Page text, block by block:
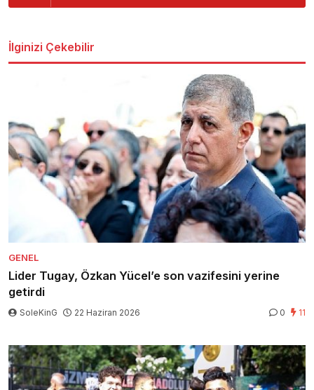
İlginizi Çekebilir
GENEL
Lider Tugay, Özkan Yücel’e son vazifesini yerine
getirdi
SoleKinG 22 Haziran 2026 0 11